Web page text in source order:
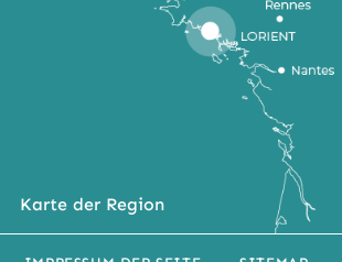
Karte der Region